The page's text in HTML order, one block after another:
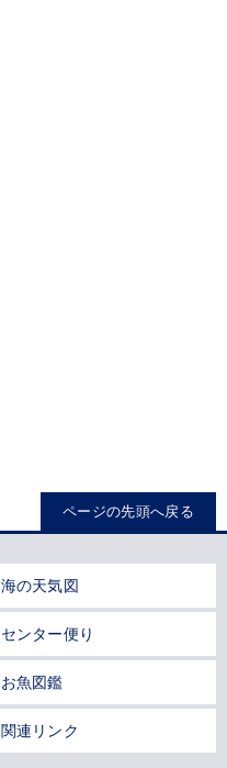
ページの先頭へ戻る
海の天気図
センター便り
お魚図鑑
関連リンク